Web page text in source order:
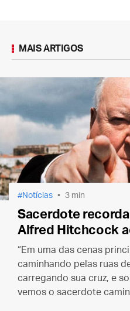
MAIS ARTIGOS
Notícias 3 min
Sacerdote
Alfred Hitchcock
“Em uma das cenas
caminhando pelas ruas
carregando sua cruz, e
vemos o sacerdote